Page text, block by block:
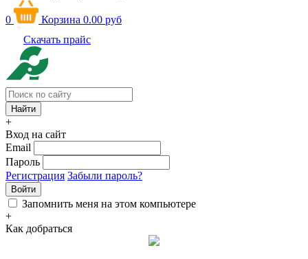
0 Корзина 0.00 руб
Скачать прайс
+
Вход на сайт
Email
Пароль
Регистрация Забыли пароль?
Войти
Запомнить меня на этом компьютере
+
Как добраться